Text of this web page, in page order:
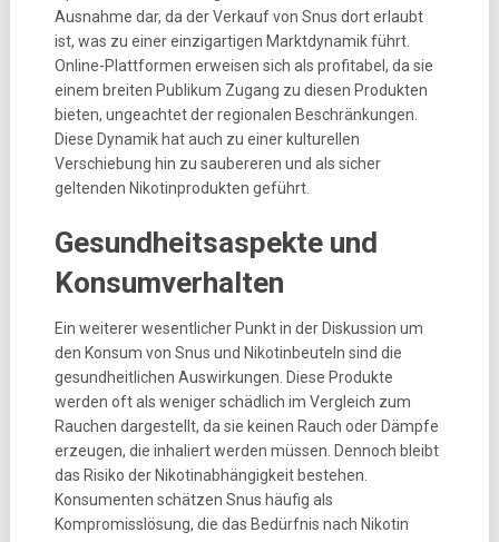
Ausnahme dar, da der Verkauf von Snus dort erlaubt
ist, was zu einer einzigartigen Marktdynamik führt.
Online-Plattformen erweisen sich als profitabel, da sie
einem breiten Publikum Zugang zu diesen Produkten
bieten, ungeachtet der regionalen Beschränkungen.
Diese Dynamik hat auch zu einer kulturellen
Verschiebung hin zu saubereren und als sicher
geltenden Nikotinprodukten geführt.
Gesundheitsaspekte und
Konsumverhalten
Ein weiterer wesentlicher Punkt in der Diskussion um
den Konsum von Snus und Nikotinbeuteln sind die
gesundheitlichen Auswirkungen. Diese Produkte
werden oft als weniger schädlich im Vergleich zum
Rauchen dargestellt, da sie keinen Rauch oder Dämpfe
erzeugen, die inhaliert werden müssen. Dennoch bleibt
das Risiko der Nikotinabhängigkeit bestehen.
Konsumenten schätzen Snus häufig als
Kompromisslösung, die das Bedürfnis nach Nikotin